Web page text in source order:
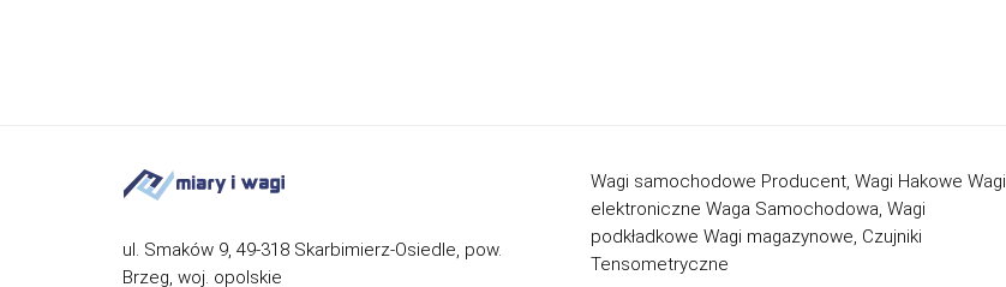
ul. Smaków 9, 49-318 Skarbimierz-Osiedle, pow.
Brzeg, woj. opolskie
Wagi samochodowe Producent, Wagi Hakowe Wagi
elektroniczne Waga Samochodowa, Wagi
podkładkowe Wagi magazynowe, Czujniki
Tensometryczne